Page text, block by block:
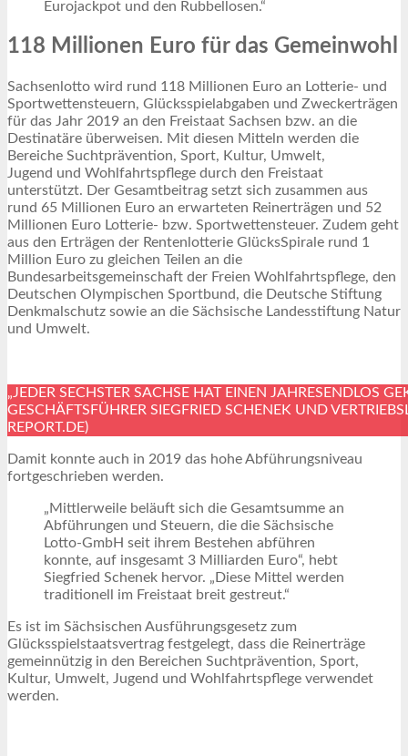
Eurojackpot und den Rubbellosen.“
118 Millionen Euro für das Gemeinwohl
Sachsenlotto wird rund 118 Millionen Euro an Lotterie- und
Sportwettensteuern, Glücksspielabgaben und Zweckerträgen
für das Jahr 2019 an den Freistaat Sachsen bzw. an die
Destinatäre überweisen. Mit diesen Mitteln werden die
Bereiche Suchtprävention, Sport, Kultur, Umwelt,
Jugend und Wohlfahrtspflege durch den Freistaat
unterstützt. Der Gesamtbeitrag setzt sich zusammen aus
rund 65 Millionen Euro an erwarteten Reinerträgen und 52
Millionen Euro Lotterie- bzw. Sportwettensteuer. Zudem geht
aus den Erträgen der Rentenlotterie GlücksSpirale rund 1
Million Euro zu gleichen Teilen an die
Bundesarbeitsgemeinschaft der Freien Wohlfahrtspflege, den
Deutschen Olympischen Sportbund, die Deutsche Stiftung
Denkmalschutz sowie an die Sächsische Landesstiftung Natur
und Umwelt.
„JEDER SECHSTER SACHSE HAT EINEN JAHRESENDLOS
GESCHÄFTSFÜHRER SIEGFRIED SCHENEK UND
REPORT.DE)
Damit konnte auch in 2019 das hohe Abführungsniveau
fortgeschrieben werden.
„Mittlerweile beläuft sich die Gesamtsumme an
Abführungen und Steuern, die die Sächsische
Lotto-GmbH seit ihrem Bestehen abführen
konnte, auf insgesamt 3 Milliarden Euro“, hebt
Siegfried Schenek hervor. „Diese Mittel werden
traditionell im Freistaat breit gestreut.“
Es ist im Sächsischen Ausführungsgesetz zum
Glücksspielstaatsvertrag festgelegt, dass die Reinerträge
gemeinnützig in den Bereichen Suchtprävention, Sport,
Kultur, Umwelt, Jugend und Wohlfahrtspflege verwendet
werden.